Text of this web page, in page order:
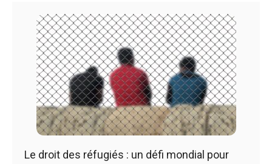
Le droit des réfugiés : un défi mondial pour